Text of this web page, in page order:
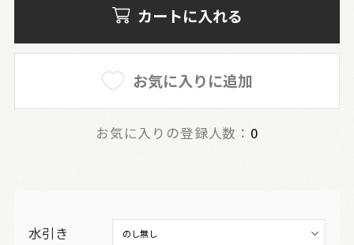
カートに入れる
お気に入りに追加
お気に入りの登録人数： 0
水引き